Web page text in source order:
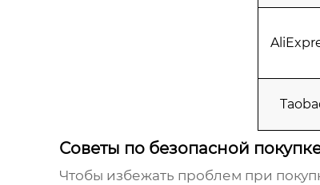
Советы по безопасной
Чтобы избежать проблем при